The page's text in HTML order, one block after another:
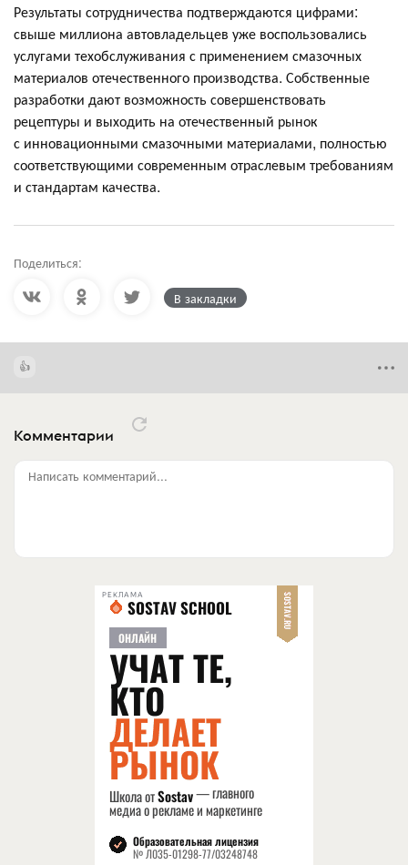
Результаты сотрудничества подтверждаются цифрами:
свыше миллиона автовладельцев уже воспользовались
услугами техобслуживания с применением смазочных
материалов отечественного производства. Собственные
разработки дают возможность совершенствовать
рецептуры и выходить на отечественный рынок
с инновационными смазочными материалами, полностью
соответствующими современным отраслевым требованиям
и стандартам качества.
Поделиться:
В закладки
Комментарии
Написать комментарий...
РЕКЛАМА